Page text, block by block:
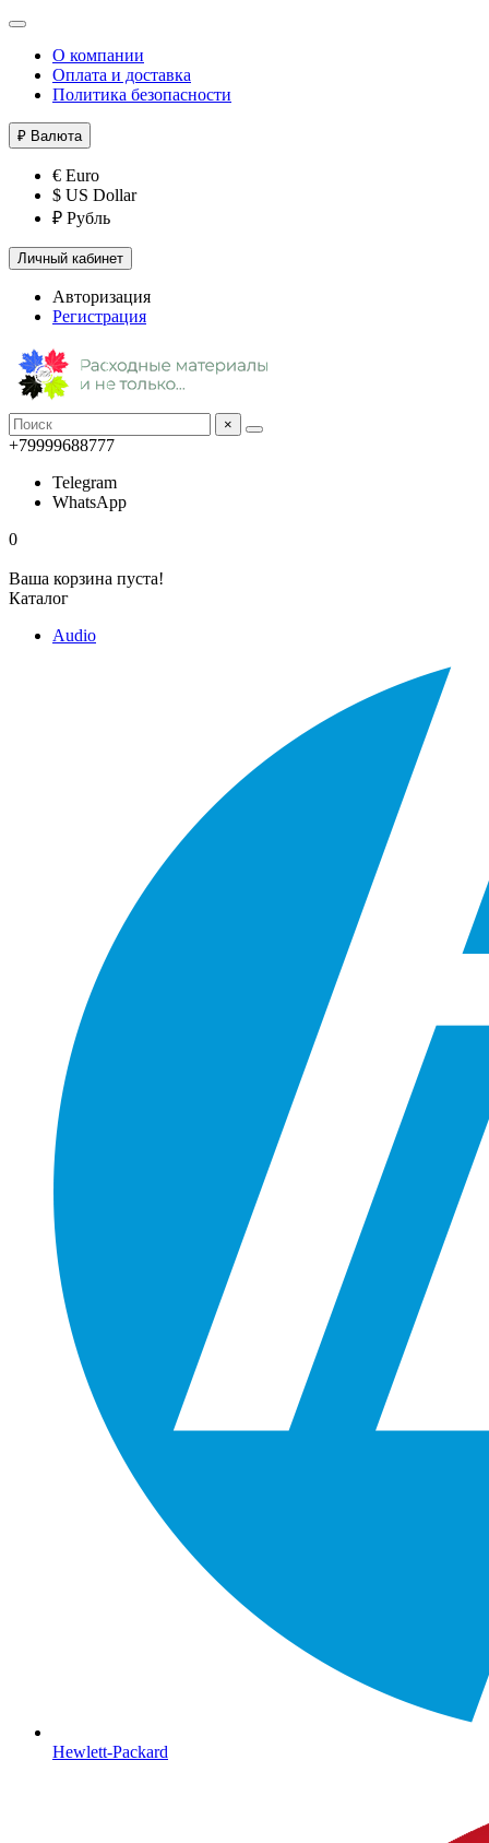
О компании
Оплата и доставка
Политика безопасности
₽ Валюта
€ Euro
$ US Dollar
₽ Рубль
Личный кабинет
Авторизация
Регистрация
×
+79999688777
Telegram
WhatsApp
0
Ваша корзина пуста!
Каталог
Audio
Hewlett-Packard